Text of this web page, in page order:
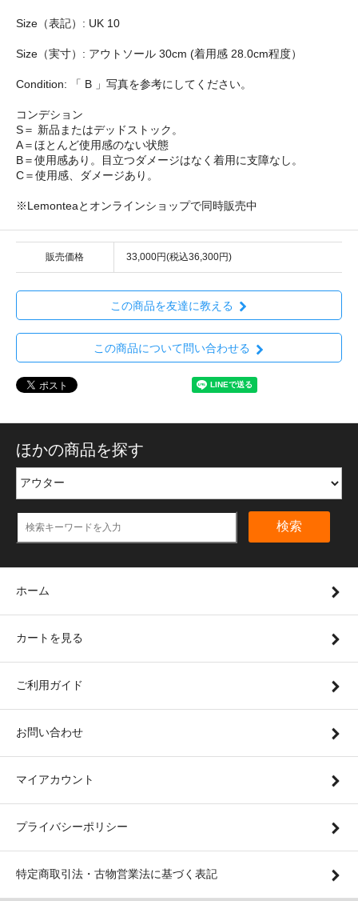
Size（表記）: UK 10
Size（実寸）: アウトソール 30cm (着用感 28.0cm程度）
Condition: 「 B 」写真を参考にしてください。
コンデション
S＝ 新品またはデッドストック。
A＝ほとんど使用感のない状態
B＝使用感あり。目立つダメージはなく着用に支障なし。
C＝使用感、ダメージあり。
※Lemonteaとオンラインショップで同時販売中
販売価格 33,000円(税込36,300円)
この商品を友達に教える
この商品について問い合わせる
ほかの商品を探す
検索
ホーム
カートを見る
ご利用ガイド
お問い合わせ
マイアカウント
プライバシーポリシー
特定商取引法・古物営業法に基づく表記